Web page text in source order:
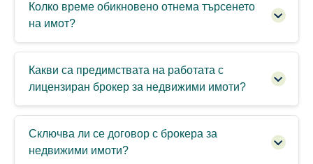
Колко време обикновено отнема търсенето
на имот?
Какви са предимствата на работата с
лицензиран брокер за недвижими имоти?
Сключва ли се договор с брокера за
недвижими имоти?